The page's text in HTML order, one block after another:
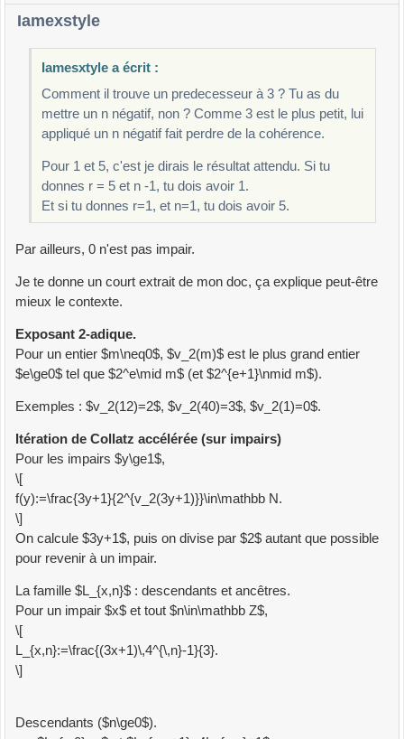
Iamexstyle
Iamesxtyle a écrit :
Comment il trouve un predecesseur à 3 ? Tu as du
mettre un n négatif, non ? Comme 3 est le plus petit, lui
appliqué un n négatif fait perdre de la cohérence.
Pour 1 et 5, c'est je dirais le résultat attendu. Si tu
donnes r = 5 et n -1, tu dois avoir 1.
Et si tu donnes r=1, et n=1, tu dois avoir 5.
Par ailleurs, 0 n'est pas impair.
Je te donne un court extrait de mon doc, ça explique peut-être
mieux le contexte.
Exposant 2-adique.
Pour un entier $m\neq0$, $v_2(m)$ est le plus grand entier
$e\ge0$ tel que $2^e\mid m$ (et $2^{e+1}\nmid m$).
Exemples : $v_2(12)=2$, $v_2(40)=3$, $v_2(1)=0$.
Itération de Collatz accélérée (sur impairs)
Pour les impairs $y\ge1$,
\[
f(y):=\frac{3y+1}{2^{v_2(3y+1)}}\in\mathbb N.
\]
On calcule $3y+1$, puis on divise par $2$ autant que possible
pour revenir à un impair.
La famille $L_{x,n}$ : descendants et ancêtres.
Pour un impair $x$ et tout $n\in\mathbb Z$,
\[
L_{x,n}:=\frac{(3x+1)\,4^{\,n}-1}{3}.
\]
Descendants ($n\ge0$).